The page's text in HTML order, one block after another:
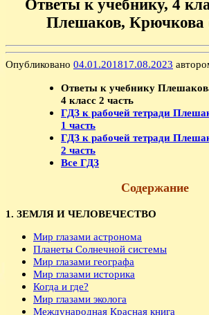
Ответы к учебнику, 4
Плешаков, Крючкова
Опубликовано 04.01.201817.08.2023
Ответы к учебнику
4 класс 2 часть
ГДЗ к рабочей тетради
1 часть
ГДЗ к рабочей тетради
2 часть
Все ГДЗ
Содержание
1. ЗЕМЛЯ И ЧЕЛОВЕЧЕСТВО
Мир глазами астронома
Планеты Солнечной системы
Мир глазами географа
Мир глазами историка
Когда и где?
Мир глазами эколога
Международная Красная книга